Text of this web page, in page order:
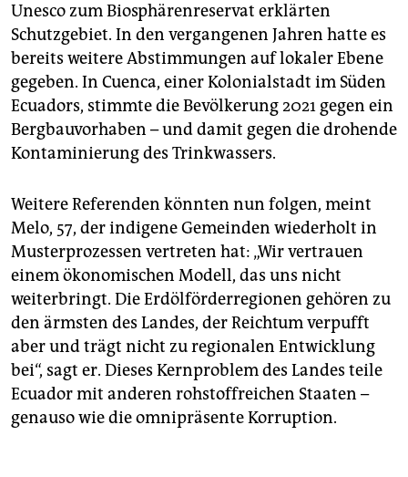
Unesco zum Biosphärenreservat erklärten
Schutzgebiet. In den vergangenen Jahren hatte es
bereits weitere Abstimmungen auf lokaler Ebene
gegeben. In Cuenca, einer Kolonialstadt im Süden
Ecuadors, stimmte die Bevölkerung 2021 gegen ein
Bergbauvorhaben – und damit gegen die drohende
Kontaminierung des Trinkwassers.
Weitere Referenden könnten nun folgen, meint
Melo, 57, der indigene Gemeinden wiederholt in
Musterprozessen vertreten hat: „Wir vertrauen
einem ökonomischen Modell, das uns nicht
weiterbringt. Die Erdölförderregionen gehören zu
den ärmsten des Landes, der Reichtum verpufft
aber und trägt nicht zu regionalen Entwicklung
bei“, sagt er. Dieses Kernproblem des Landes teile
Ecuador mit anderen rohstoffreichen Staaten –
genauso wie die omnipräsente Korruption.